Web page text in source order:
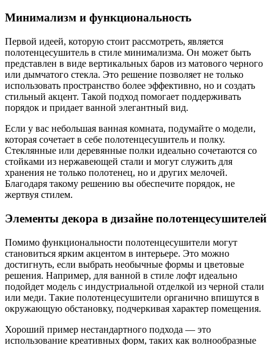
Минимализм и функциональность
Первой идеей, которую стоит рассмотреть, является
полотенцесушитель в стиле минимализма. Он может быть
представлен в виде вертикальных баров из матового черного
или дымчатого стекла. Это решение позволяет не только
использовать пространство более эффективно, но и создать
стильный акцент. Такой подход помогает поддерживать
порядок и придает ванной элегантный вид.
Если у вас небольшая ванная комната, подумайте о модели,
которая сочетает в себе полотенцесушитель и полку.
Стеклянные или деревянные полки идеально сочетаются со
стойками из нержавеющей стали и могут служить для
хранения не только полотенец, но и других мелочей.
Благодаря такому решению вы обеспечите порядок, не
жертвуя стилем.
Элементы декора в дизайне полотенцесушителей
Помимо функциональности полотенцесушители могут
становиться ярким акцентом в интерьере. Это можно
достигнуть, если выбрать необычные формы и цветовые
решения. Например, для ванной в стиле лофт идеально
подойдет модель с индустриальной отделкой из черной стали
или меди. Такие полотенцесушители органично впишутся в
окружающую обстановку, подчеркивая характер помещения.
Хороший пример нестандартного подхода — это
использование креативных форм, таких как волнообразные